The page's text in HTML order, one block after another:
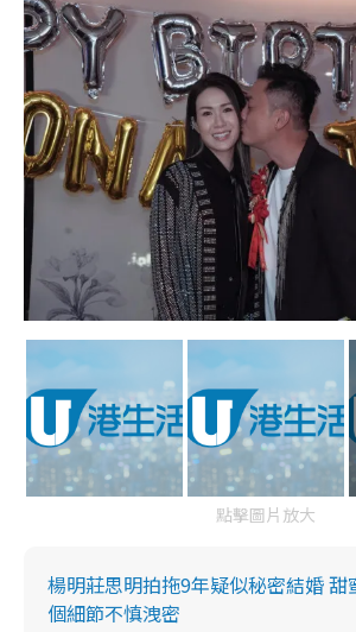
點擊圖片放大
楊明莊思明拍拖9年疑似秘密結婚 甜
個細節不慎洩密